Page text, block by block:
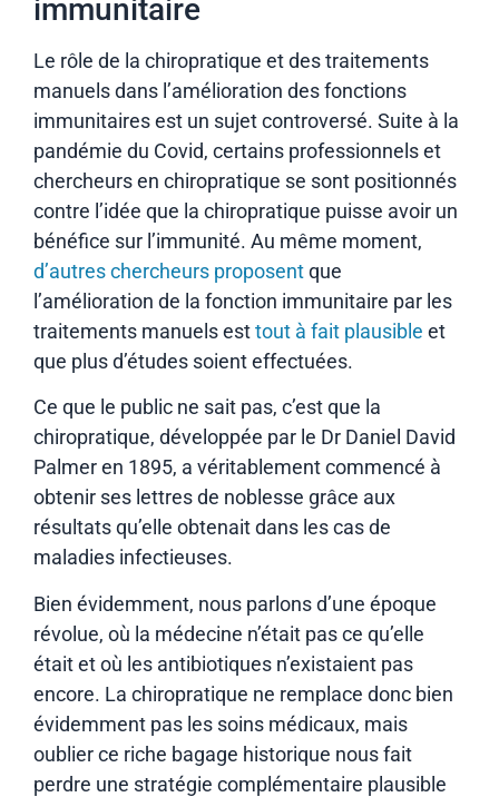
immunitaire
Le rôle de la chiropratique et des traitements
manuels dans l’amélioration des fonctions
immunitaires est un sujet controversé. Suite à la
pandémie du Covid, certains professionnels et
chercheurs en chiropratique se sont positionnés
contre l’idée que la chiropratique puisse avoir un
bénéfice sur l’immunité. Au même moment,
d’autres chercheurs proposentque
l’amélioration de la fonction immunitaire par les
traitements manuels esttout à fait plausible et
que plus d’études soient effectuées.
Ce que le public ne sait pas, c’est que la
chiropratique, développée par le Dr Daniel David
Palmer en 1895, a véritablement commencé à
obtenir ses lettres de noblesse grâce aux
résultats qu’elle obtenait dans les cas de
maladies infectieuses.
Bien évidemment, nous parlons d’une époque
révolue, où la médecine n’était pas ce qu’elle
était et où les antibiotiques n’existaient pas
encore. La chiropratique ne remplace donc bien
évidemment pas les soins médicaux, mais
oublier ce riche bagage historique nous fait
perdre une stratégie complémentaire plausible